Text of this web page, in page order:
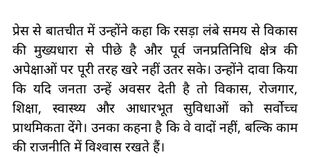
प्रेस से बातचीत में उन्होंने कहा कि रसड़ा लंबे समय से विकास
की मुख्यधारा से पीछे है और पूर्व जनप्रतिनिधि क्षेत्र की
अपेक्षाओं पर पूरी तरह खरे नहीं उतर सके। उन्होंने दावा किया
कि यदि जनता उन्हें अवसर देती है तो विकास, रोजगार,
शिक्षा, स्वास्थ्य और आधारभूत सुविधाओं को सर्वोच्च
प्राथमिकता देंगे। उनका कहना है कि वे वादों नहीं, बल्कि काम
की राजनीति में विश्वास रखते हैं।